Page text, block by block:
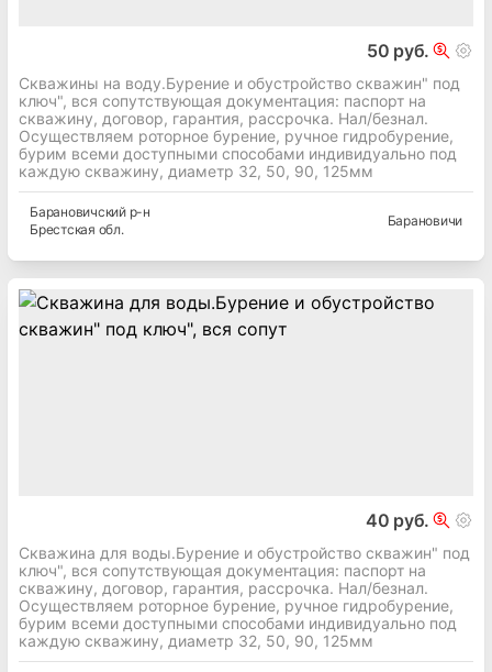
50 руб.
Скважины на воду.Бурение и обустройство скважин" под
ключ", вся сопутствующая документация: паспорт на
скважину, договор, гарантия, рассрочка. Нал/безнал.
Осуществляем роторное бурение, ручное гидробурение,
бурим всеми доступными способами индивидуально под
каждую скважину, диаметр 32, 50, 90, 125мм
Барановичскийр-н
Брестская обл.
Барановичи
40 руб.
Скважина для воды.Бурение и обустройство скважин" под
ключ", вся сопутствующая документация: паспорт на
скважину, договор, гарантия, рассрочка. Нал/безнал.
Осуществляем роторное бурение, ручное гидробурение,
бурим всеми доступными способами индивидуально под
каждую скважину, диаметр 32, 50, 90, 125мм